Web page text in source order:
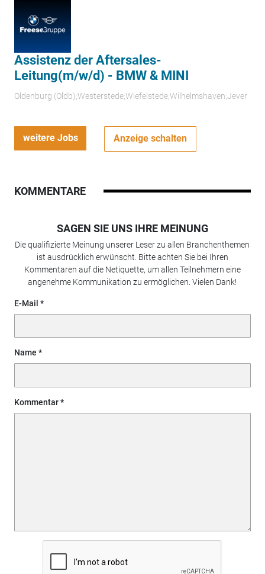
Assistenz der Aftersales-
Leitung(m/w/d) - BMW & MINI
Oldenburg (Oldb);Westerstede;Wiefelstede;Wilhelmshaven;Jever
weitere Jobs Anzeige schalten
KOMMENTARE
SAGEN SIE UNS IHRE MEINUNG
Die qualifizierte Meinung unserer Leser zu allen Branchenthemen
ist ausdrücklich erwünscht. Bitte achten Sie bei Ihren
Kommentaren auf die Netiquette, um allen Teilnehmern eine
angenehme Kommunikation zu ermöglichen. Vielen Dank!
E-Mail
Name
Kommentar